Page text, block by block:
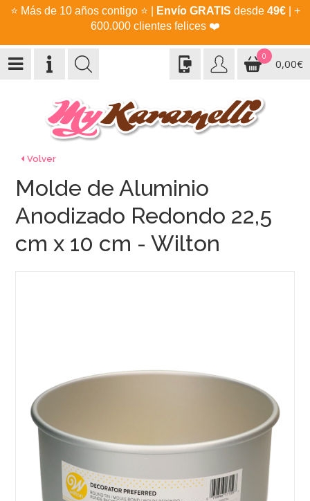
⭐ Más de 10 años contigo ⭐ Envío GRATIS desde 49€| +
600.000 clientes felices ❤️
0
0,00€
Volver
Molde de Aluminio
Anodizado Redondo 22,5
cm x 10 cm - Wilton